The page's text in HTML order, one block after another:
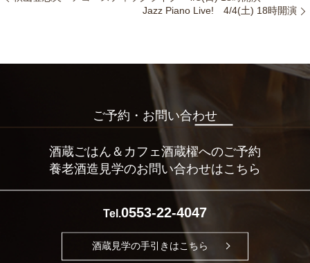
Jazz Piano Live! 4/4(土) 18時開演
ご予約・お問い合わせ
酒蔵ごはん＆カフェ酒蔵櫂へのご予約
養老酒造見学のお問い合わせはこちら
Tel.0553-22-4047
酒蔵見学の手引きはこちら